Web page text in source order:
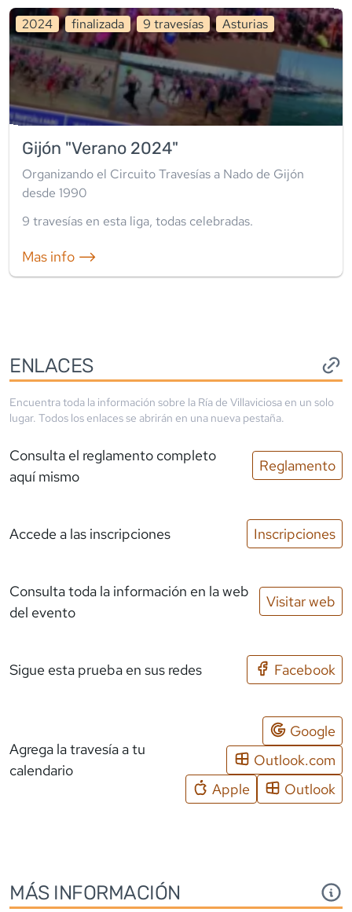
2024 finalizada 9 travesías Asturias
Gijón "Verano 2024"
Organizando el Circuito Travesías a Nado de Gijón
desde 1990
9 travesías en esta liga, todas celebradas.
Mas info ⟶
ENLACES
Encuentra toda la información sobre la Ría de Villaviciosa en un solo
lugar. Todos los enlaces se abrirán en una nueva pestaña.
Consulta el reglamento completo
aquí mismo
Reglamento
Accede a las inscripciones Inscripciones
Consulta toda la información en la web
del evento
Visitar web
Sigue esta prueba en sus redes Facebook
Agrega la travesía a tu
calendario
Google
Outlook.com
Apple
Outlook
MÁS INFORMACIÓN